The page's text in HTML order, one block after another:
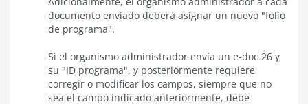
documento enviado deberá asignar un nuevo "folio
de programa".
Si el organismo administrador envía un e-doc 26 y
su "ID programa", y posteriormente requiere
corregir o modificar los campos, siempre que no
sea el campo indicado anteriormente, debe